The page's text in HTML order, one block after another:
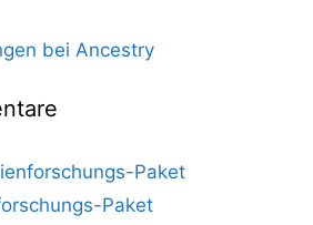
bei Ancestry
Paket
Paket